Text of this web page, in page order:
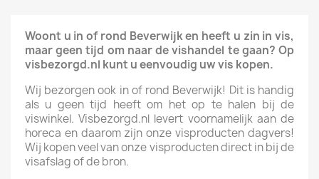
Woont u in of rond Beverwijk en heeft u zin in vis,
maar geen tijd om naar de vishandel te gaan? Op
visbezorgd.nl kunt u eenvoudig uw vis kopen.
Wij bezorgen ook in of rond Beverwijk! Dit is handig
als u geen tijd heeft om het op te halen bij de
viswinkel. Visbezorgd.nl levert voornamelijk aan de
horeca en daarom zijn onze visproducten dagvers!
Wij kopen veel van onze visproducten direct in bij de
visafslag of de bron.